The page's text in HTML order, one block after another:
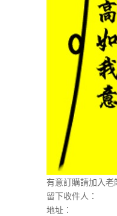
有意訂購請加入
留下收件人：
地址：